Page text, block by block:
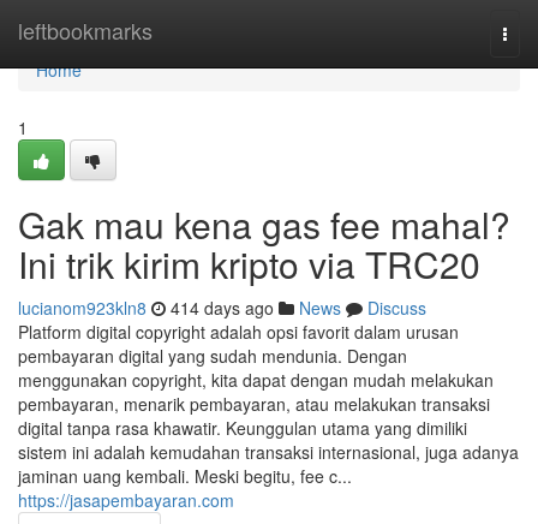
leftbookmarks
Home
Home
1
Gak mau kena gas fee mahal?
Ini trik kirim kripto via TRC20
lucianom923kln8 414 days ago News
Discuss
Platform digital copyright adalah opsi favorit dalam urusan
pembayaran digital yang sudah mendunia. Dengan
menggunakan copyright, kita dapat dengan mudah melakukan
pembayaran, menarik pembayaran, atau melakukan transaksi
digital tanpa rasa khawatir. Keunggulan utama yang dimiliki
sistem ini adalah kemudahan transaksi internasional, juga adanya
jaminan uang kembali. Meski begitu, fee c...
https://jasapembayaran.com